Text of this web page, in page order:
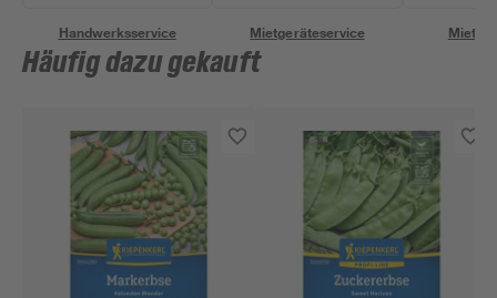
Handwerksservice Mietgeräteservice
Häufig dazu gekauft